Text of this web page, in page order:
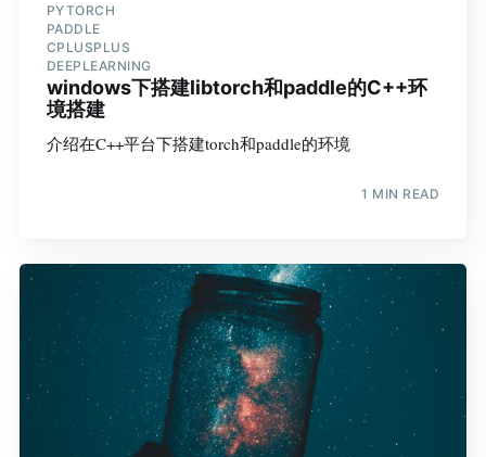
PYTORCH
PADDLE
CPLUSPLUS
DEEPLEARNING
windows下搭建libtorch和paddle的C++环
境搭建
介绍在C++平台下搭建torch和paddle的环境
1 MIN READ